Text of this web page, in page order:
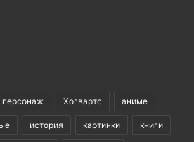
Хогвартс аниме
история картинки книги